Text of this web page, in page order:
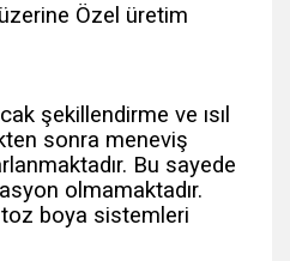
Özel üretim
şekillendirme ve ısıl
sonra meneviş
Bu sayede
olmamaktadır.
toz boya sistemleri